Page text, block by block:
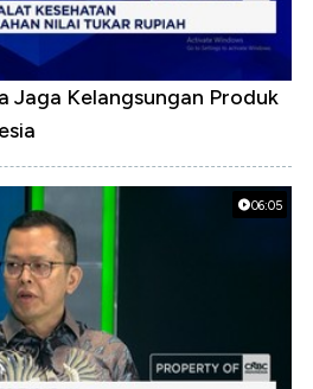
Jaga Kelangsungan Produk
06:05